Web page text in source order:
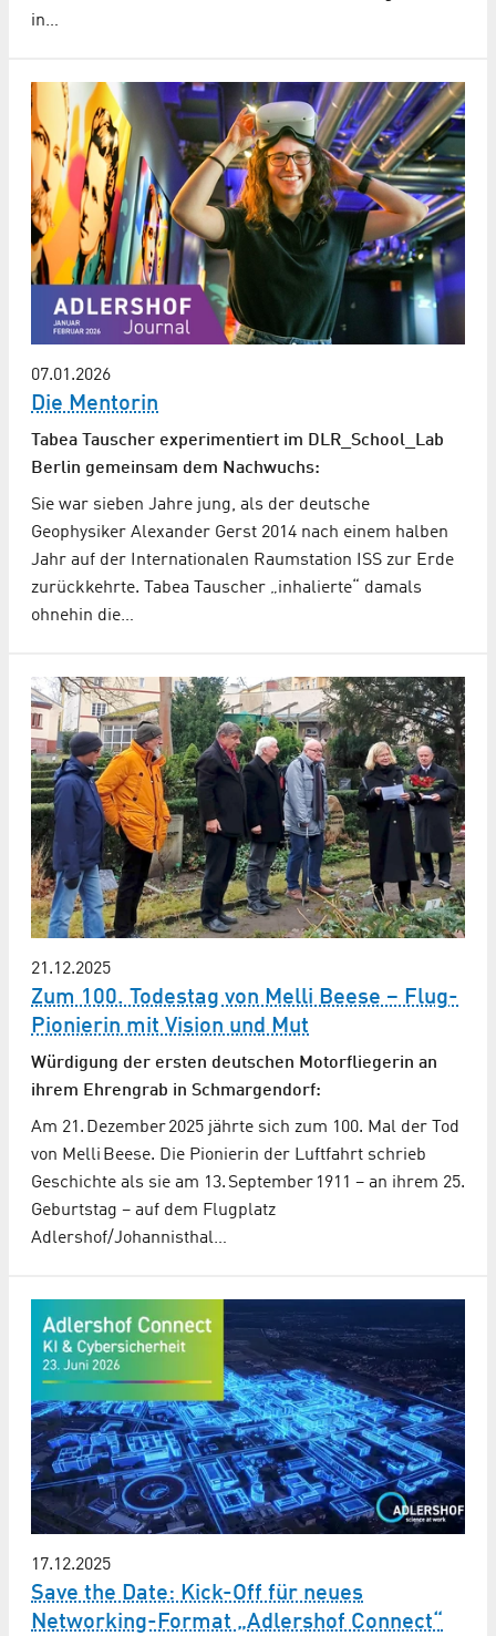
in…
07.01.2026
Die Mentorin
Tabea Tauscher experimentiert im DLR_School_Lab
Berlin gemeinsam dem Nachwuchs:
Sie war sieben Jahre jung, als der deutsche
Geophysiker Alexander Gerst 2014 nach einem halben
Jahr auf der Internationalen Raumstation ISS zur Erde
zurückkehrte. Tabea Tauscher „inhalierte“ damals
ohnehin die…
21.12.2025
Zum 100. Todestag von Melli Beese – Flug-
Pionierin mit Vision und Mut
Würdigung der ersten deutschen Motorfliegerin an
ihrem Ehrengrab in Schmargendorf:
Am 21. Dezember 2025 jährte sich zum 100. Mal der Tod
von Melli Beese. Die Pionierin der Luftfahrt schrieb
Geschichte als sie am 13. September 1911 – an ihrem 25.
Geburtstag – auf dem Flugplatz
Adlershof/Johannisthal…
17.12.2025
Save the Date: Kick-Off für neues
Networking-Format „Adlershof Connect“